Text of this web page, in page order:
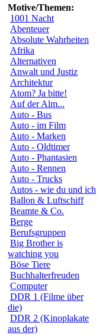
Motive/Themen:
1001 Nacht
Abenteuer
Absolute Wahrheiten
Afrika
Alternativen
Anwalt und Justiz
Architektur
Atom? Ja bitte!
Auf der Alm...
Auto - Bus
Auto - im Film
Auto - Marken
Auto - Oldtimer
Auto - Phantasien
Auto - Rennen
Auto - Trucks
Autos - wie du und ich
Ballon & Luftschiff
Beamte & Co.
Berge
Berufsgruppen
Big Brother is
watching you
Böse Tiere
Buchhalterfreuden
Computer
DDR 1 (Filme über
die)
DDR 2 (Kinoplakate
aus der)